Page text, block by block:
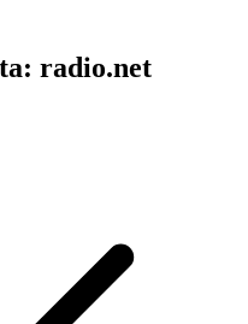
radio.net